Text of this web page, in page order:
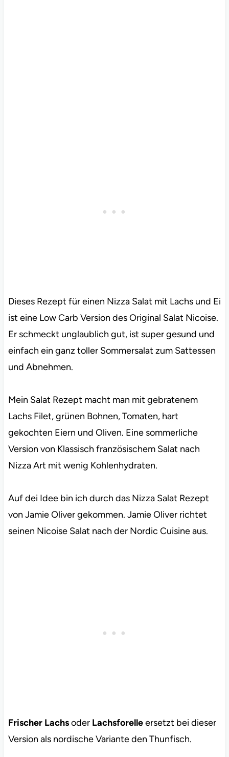
Dieses Rezept für einen Nizza Salat mit Lachs und Ei
ist eine Low Carb Version des Original Salat Nicoise.
Er schmeckt unglaublich gut, ist super gesund und
einfach ein ganz toller Sommersalat zum Sattessen
und Abnehmen.
Mein Salat Rezept macht man mit gebratenem
Lachs Filet, grünen Bohnen, Tomaten, hart
gekochten Eiern und Oliven. Eine sommerliche
Version von Klassisch französischem Salat nach
Nizza Art mit wenig Kohlenhydraten.
Auf dei Idee bin ich durch das Nizza Salat Rezept
von Jamie Oliver gekommen. Jamie Oliver richtet
seinen Nicoise Salat nach der Nordic Cuisine aus.
Frischer Lachsoder Lachsforelleersetzt bei dieser
Version als nordische Variante den Thunfisch.